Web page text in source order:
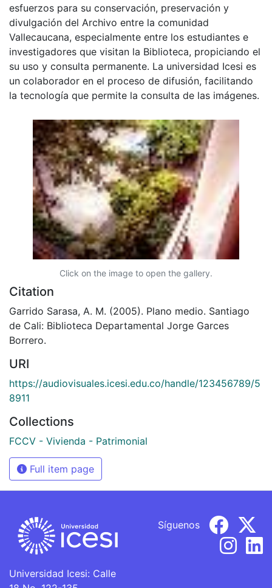
esfuerzos para su conservación, preservación y
divulgación del Archivo entre la comunidad
Vallecaucana, especialmente entre los estudiantes e
investigadores que visitan la Biblioteca, propiciando el
su uso y consulta permanente. La universidad Icesi es
un colaborador en el proceso de difusión, facilitando
la tecnología que permite la consulta de las imágenes.
Click on the image to open the gallery.
Citation
Garrido Sarasa, A. M. (2005). Plano medio. Santiago
de Cali: Biblioteca Departamental Jorge Garces
Borrero.
URI
https://audiovisuales.icesi.edu.co/handle/123456789/5
8911
Collections
FCCV - Vivienda - Patrimonial
Full item page
Universidad Icesi: Calle
Síguenos